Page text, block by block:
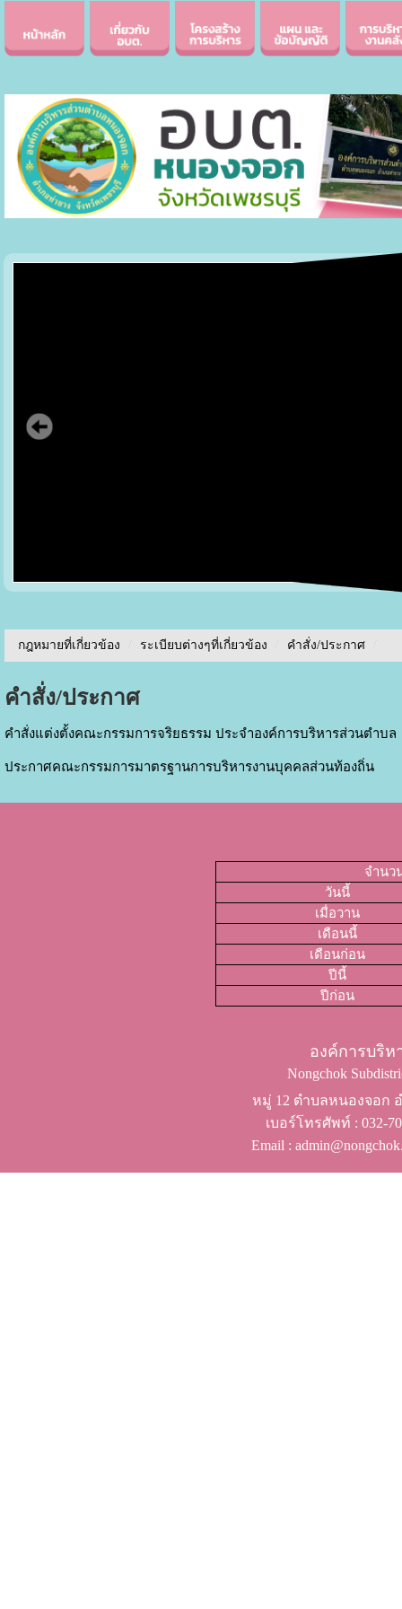
กฎหมายที่เกี่ยวข้อง / ระเบียบต่างๆที่เกี่ยวข้อง / คำสั่ง/ประกาศ /
คำสั่ง/ประกาศ
คำสั่งแต่งตั้งคณะกรรมการจริยธรรม ประจำองค์การบริหารส่วนตำบล
ประกาศคณะกรรมการมาตรฐานการบริหารงานบุคคลส่วนท้องถิ่น
จำนว
วันนี้
เมื่อวาน
เดือนนี้
เดือนก่อน
ปีนี้
ปีก่อน
องค์การบริ
Nongchok
หมู่ 12 ตำบลหนองจอก
เบอร์โทรศัพท์ ​: 032-
Email :